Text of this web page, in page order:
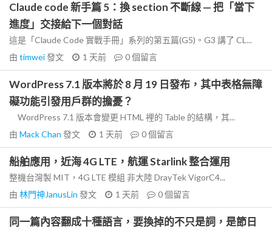
Claude code 新手篇 5：換 section 不斷線 — 把「當下
進度」交接給下一個對話
這是「Claude Code 實戰手冊」系列的第五篇(G5)。G3 講了 CL...
由 timwei發文 1 天前 0個留言
WordPress 7.1 版本將於 8 月 19 日發布，其中表格無障
礙功能引發用戶群的擔憂？
WordPress 7.1 版本會變更 HTML 裡的 Table 的結構，其...
由 Mack Chan 發文 1 天前 0個留言
船舶應用，近海 4G LTE，航運 Starlink 整合運用
整機台灣製 MIT，4G LTE 模組 非大陸 DrayTek VigorC4...
由 林門神JanusLin 發文 1 天前 0個留言
同一篇內容翻成十種語言，要換掉的不只是詞，是節日